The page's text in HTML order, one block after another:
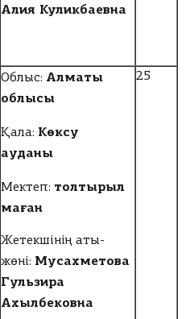
Алия Куликбаевна
Облыс: Алматы
облысы
Қала: Көксу
ауданы
Мектеп: толтырыл
маған
Жетекшінің аты-
жөні: Мусахметова
Гульзира
Ахылбековна
25